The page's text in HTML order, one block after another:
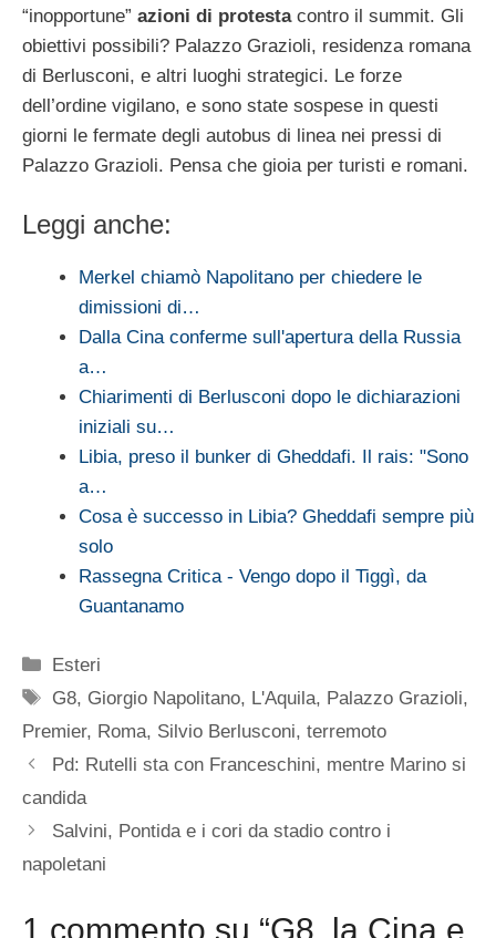
“inopportune” azioni di protestacontro il summit. Gli
obiettivi possibili? Palazzo Grazioli, residenza romana
di Berlusconi, e altri luoghi strategici. Le forze
dell’ordine vigilano, e sono state sospese in questi
giorni le fermate degli autobus di linea nei pressi di
Palazzo Grazioli. Pensa che gioia per turisti e romani.
Leggi anche:
Merkel chiamò Napolitano per chiedere le
dimissioni di…
Dalla Cina conferme sull'apertura della Russia
a…
Chiarimenti di Berlusconi dopo le dichiarazioni
iniziali su…
Libia, preso il bunker di Gheddafi. Il rais: "Sono
a…
Cosa è successo in Libia? Gheddafi sempre più
solo
Rassegna Critica - Vengo dopo il Tiggì, da
Guantanamo
Categorie
Esteri
Tag
G8, Giorgio Napolitano, L'Aquila, Palazzo Grazioli,
Premier, Roma, Silvio Berlusconi, terremoto
Pd: Rutelli sta con Franceschini, mentre Marino si
candida
Salvini, Pontida e i cori da stadio contro i
napoletani
1 commento su “G8, la Cina e